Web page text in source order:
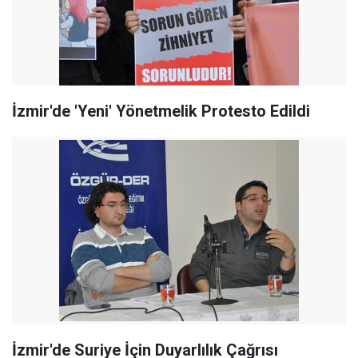
İzmir'de 'Yeni' Yönetmelik Protesto Edildi
İzmir'de Suriye İçin Duyarlılık Çağrısı